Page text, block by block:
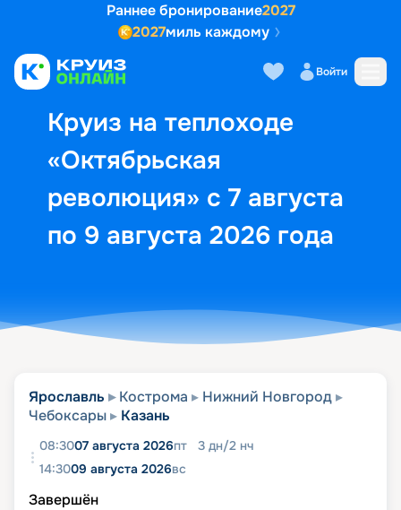
Раннее бронирование2027
2027миль каждому
Войти
Круиз на теплоходе
«Октябрьская
революция» с 7 августа
по 9 августа 2026 года
Выбор кают Маршрут и
Ярославль Кострома
Нижний Новгород
Чебоксары
Казань
08:3007 августа 2026пт 3 дн/2 нч
14:3009 августа 2026вс
Завершён